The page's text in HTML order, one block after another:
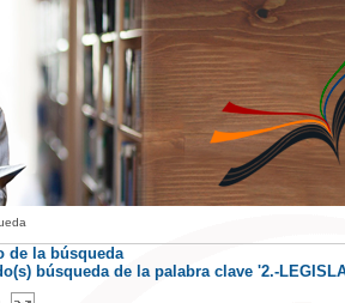
de la búsqueda
búsqueda de la palabra clave '2.-